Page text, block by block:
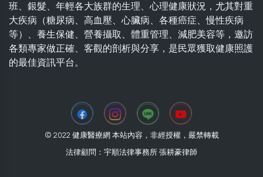
班、銀髮、年輕各大族群的生理、心理健康狀況，尤其對重
大疾病（糖尿病、高血壓、心臟病、各種癌症、慢性疾病
等）、養生保健、營養攝取、體重管理、減肥美容等，邀訪
各類專家做正確、客觀的剖析與分享，是民眾獲取健康照護
的最佳資訊平台。
© 2022 健康醫療網 本站內容，非經授權，嚴禁轉載
法律顧問：宇順法律事務所 張耕豪律師